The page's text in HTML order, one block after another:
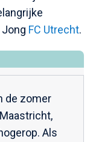
FC Utrecht.
de zomer
Als